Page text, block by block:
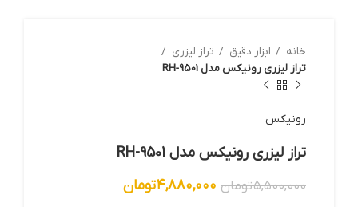
خانه ابزار دقیق
تراز لیزری
تراز لیزری رونیکس مدل RH-9501
رونيكس
تراز لیزری رونیکس مدل RH-9501
۵,۵۰۰,۰۰۰تومان ۴,۸۸۰,۰۰۰تومان